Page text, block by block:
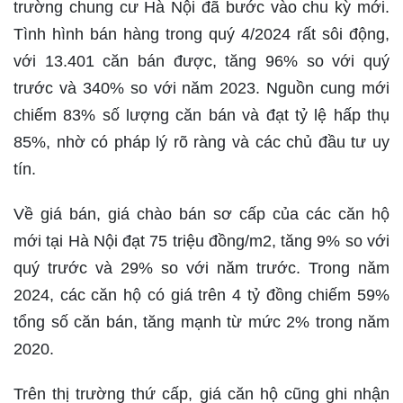
trường chung cư Hà Nội đã bước vào chu kỳ mới.
Tình hình bán hàng trong quý 4/2024 rất sôi động,
với 13.401 căn bán được, tăng 96% so với quý
trước và 340% so với năm 2023. Nguồn cung mới
chiếm 83% số lượng căn bán và đạt tỷ lệ hấp thụ
85%, nhờ có pháp lý rõ ràng và các chủ đầu tư uy
tín.
Về giá bán, giá chào bán sơ cấp của các căn hộ
mới tại Hà Nội đạt 75 triệu đồng/m2, tăng 9% so với
quý trước và 29% so với năm trước. Trong năm
2024, các căn hộ có giá trên 4 tỷ đồng chiếm 59%
tổng số căn bán, tăng mạnh từ mức 2% trong năm
2020.
Trên thị trường thứ cấp, giá căn hộ cũng ghi nhận